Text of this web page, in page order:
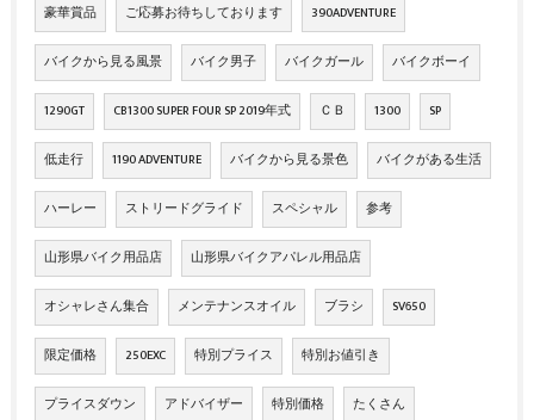
豪華賞品 ご応募お待ちしております 390ADVENTURE
バイクから見る風景 バイク男子 バイクガール バイクボーイ
1290GT CB1300 SUPER FOUR SP 2019年式 ＣＢ 1300 SP
低走行 1190 ADVENTURE バイクから見る景色 バイクがある生活
ハーレー ストリードグライド スペシャル 参考
山形県バイク用品店 山形県バイクアパレル用品店
オシャレさん集合 メンテナンスオイル ブラシ SV650
限定価格 250EXC 特別プライス 特別お値引き
プライスダウン アドバイザー 特別価格 たくさん